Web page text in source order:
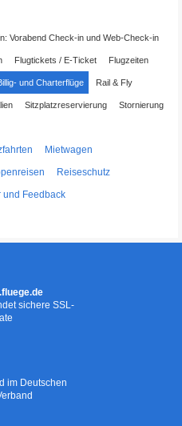
Vorabend Check-in und Web-Check-in
Flugtickets / E-Ticket Flugzeiten
und Charterflüge Rail & Fly
Sitzplatzreservierung Stornierung
Mietwagen
Reiseschutz
und Feedback
sichere SSL-
im Deutschen